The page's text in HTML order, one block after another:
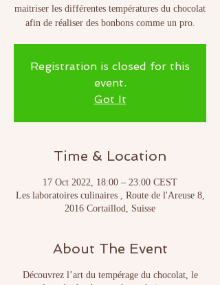
maitriser les différentes températures du chocolat
Registration is closed for this
event.
Got It
Time & Location
17 Oct 2022, 18:00 – 23:00 CEST
Les laboratoires culinaires , Route de l'Areuse 8,
2016 Cortaillod, Suisse
About The Event
Découvrez l’art du tempérage du chocolat, le